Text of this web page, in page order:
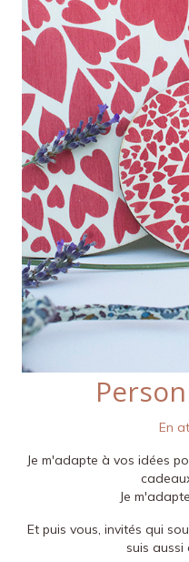
En
Je m'adapte à vos idées
Je
Et puis vous, invités qui
suis aussi